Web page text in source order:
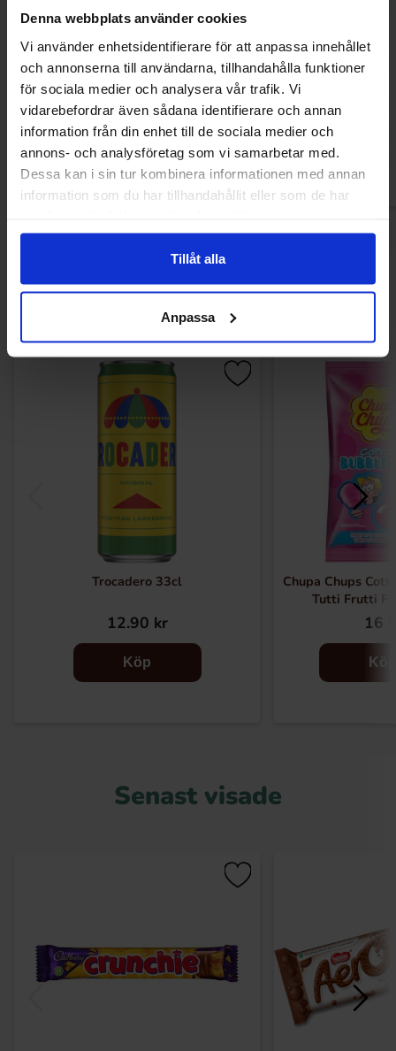
Denna webbplats använder cookies
Vi använder enhetsidentifierare för att anpassa innehållet
och annonserna till användarna, tillhandahålla funktioner
för sociala medier och analysera vår trafik. Vi
vidarebefordrar även sådana identifierare och annan
information från din enhet till de sociala medier och
annons- och analysföretag som vi samarbetar med.
Dessa kan i sin tur kombinera informationen med annan
information som du har tillhandahållit eller som de har
Tillåt alla
Anpassa
Betty Crocker Vanilla Buttercream Icing
400g
85.09 kr
Köp
Milky Way
Andra gillade
Trocadero 33cl
12.90 kr
Köp
Chupa Chups
Tutti Frutti
16
Köp
Senast visade